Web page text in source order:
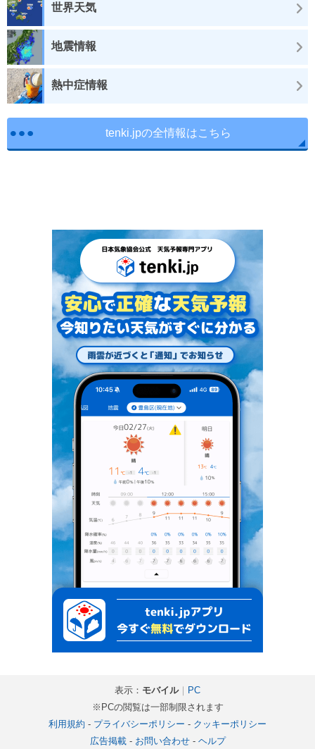
世界天気
地震情報
熱中症情報
tenki.jpの全情報はこちら
表示： モバイル｜ PC
※PCの閲覧は一部制限されます
利用規約 - プライバシーポリシー - クッキーポリシー
広告掲載- お問い合わせ- ヘルプ